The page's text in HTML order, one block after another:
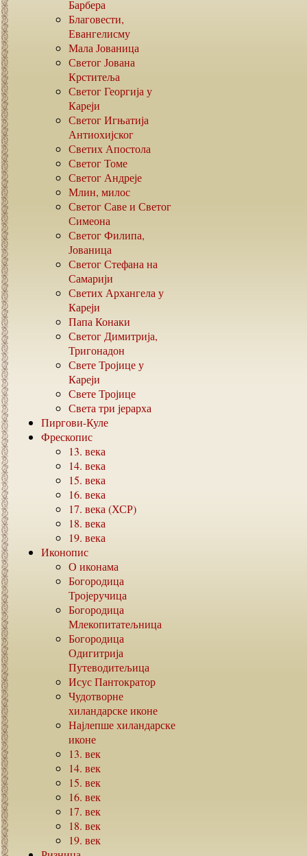
Барбера
Благовести,
Евангелисму
Мала Јованица
Светог Јована
Крститеља
Светог Георгија у
Кареји
Светог Игњатија
Антиохијског
Светих Апостола
Светог Томе
Светог Андреје
Млин, милос
Светог Саве и Светог
Симеона
Светог Филипа,
Јованица
Светог Стефана на
Самарији
Светих Архангела у
Кареји
Папа Конаки
Светог Димитрија,
Тригонадон
Свете Тројице у
Кареји
Свете Тројице
Света три јерарха
Пиргови-Куле
Фрескопис
13. века
14. века
15. века
16. века
17. века (ХСР)
18. века
19. века
Иконопис
О иконама
Богородица
Тројеручица
Богородица
Млекопитатељница
Богородица
Одигитрија
Путеводитељица
Исус Пантократор
Чудотворне
хиландарске иконе
Најлепше хиландарске
иконе
13. век
14. век
15. век
16. век
17. век
18. век
19. век